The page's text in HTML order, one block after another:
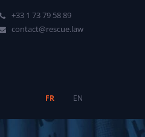
+33 1 73 79 58 89
contact@rescue.law
EN
FR